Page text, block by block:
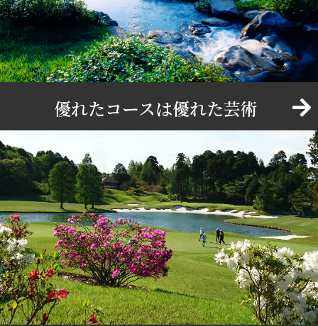
優れたコースは優れた芸術